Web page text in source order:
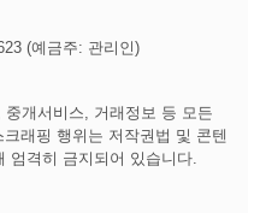
(예금주: 관리인)
개서비스, 거래정보 등 모든
래핑 행위는 저작권법 및 콘텐
엄격히 금지되어 있습니다.